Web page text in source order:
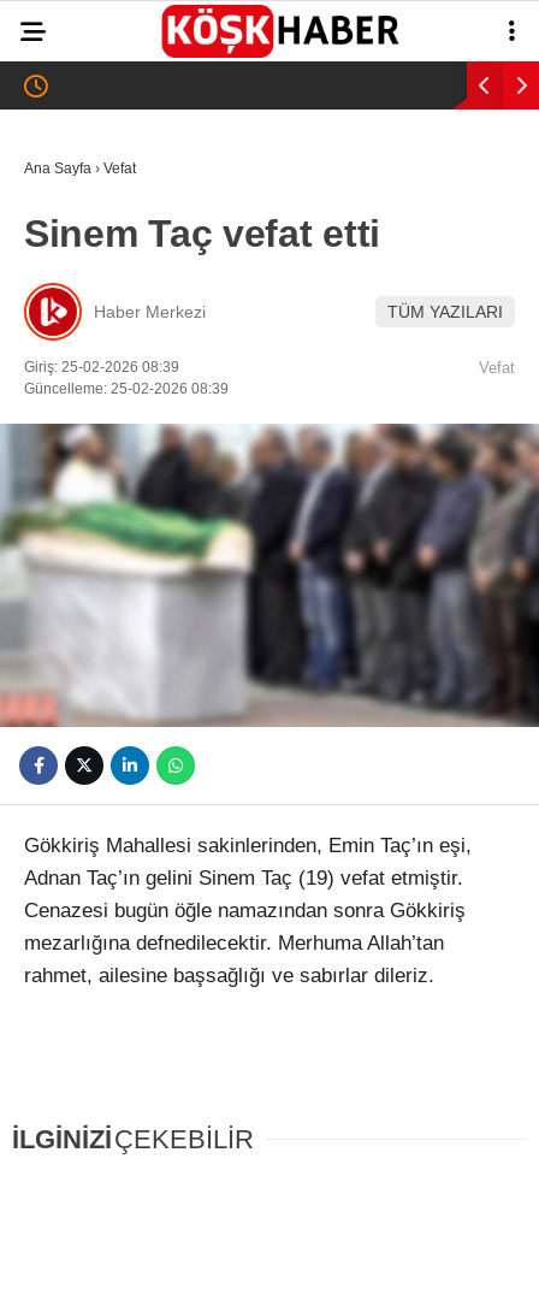
WhatsApp İhbar
Hattı
Instagram
Youtube
22.5°
ASAYİŞ
EĞİTİM
SAĞLIK
EKONOMİ
SPOR
VEFAT
Ana Sayfa › Vefat
Sinem Taç vefat etti
Haber Merkezi TÜM YAZILARI
Giriş: 25-02-2026 08:39
Güncelleme: 25-02-2026 08:39
Vefat
Gökkiriş Mahallesi sakinlerinden, Emin Taç’ın eşi,
Adnan Taç’ın gelini Sinem Taç (19) vefat etmiştir.
Cenazesi bugün öğle namazından sonra Gökkiriş
mezarlığına defnedilecektir. Merhuma Allah’tan
rahmet, ailesine başsağlığı ve sabırlar dileriz.
İLGİNİZİÇEKEBİLİR